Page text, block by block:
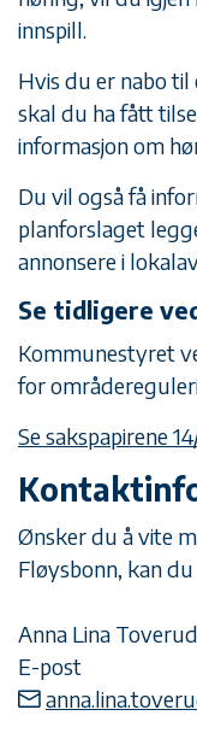
innspill.
Hvis du er nabo
skal du ha fått
informasjon om
Du vil også få
planforslaget
annonsere i
Se tidligere
Kommunestyret
for
Se sakspapirene
Ønsker du å vite
Fløysbonn, kan
Anna Lina Toverud
E-post